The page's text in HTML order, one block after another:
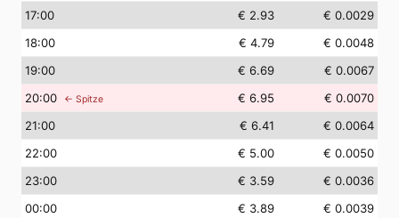
17:00 € 2.93
€ 0.0029
18:00 € 4.79
€ 0.0048
19:00 € 6.69
€ 0.0067
20:00 ← Spitze € 6.95
€ 0.0070
21:00 € 6.41
€ 0.0064
22:00 € 5.00
€ 0.0050
23:00 € 3.59
€ 0.0036
00:00 € 3.89
€ 0.0039